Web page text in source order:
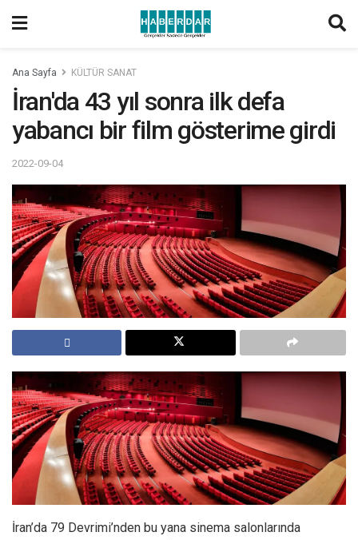
Ana Sayfa KÜLTÜR SANAT
İran'da 43 yıl sonra ilk defa
yabancı bir film gösterime girdi
2022-09-04
İran’da 79 Devrimi’nden bu yana sinema salonlarında